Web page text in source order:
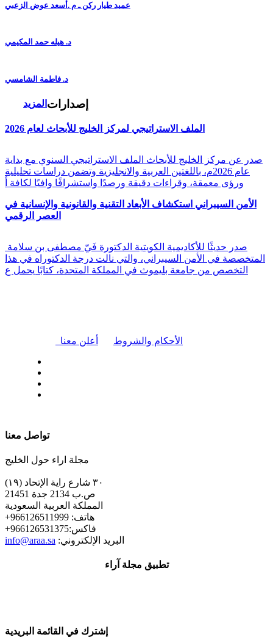
عميد طيار ركن ـ م .أسعد عوض الزعبي
د. هيله حمد المكيمي
د. فاطمة الشامسي
المزيد إصدارات
الملف الاستراتيجي لمركز الخليج للأبحاث لعام 2026
صدر عن مركز الخليج للأبحاث الملف الاستراتيجي السنوي مع بداية
عام 2026م، باللغتين العربية والانجليزية وتضمن دراسات تحليلية
ورؤى معمقة، وقراءات دقيقة ورصدًا واستشرافًا وافيًا لكافة أ
الأمن السيبراني استكشاف الأبعاد التقنية والقانونية والإنسانية في
العصر الرقمي
المتخصصة في الأمن السيبراني، والتي نالت درجة الدكتوراه في هذا
التخصص من جامعة بليموث في المملكة المتحدة، كتابًا يحمل ع
أعلن معنا الأحكام والشروط
تواصل معنا
مجلة اراء حول الخليج
٣٠ شارع راية الإتحاد (١٩)
ص.ب 2134 جدة 21451
المملكة العربية السعودية
+هاتف: 966126511999
+فاكس:966126531375
info@araa.sa :البريد الإلكتروني
تطبيق مجلة آراء
إشترك في القائمة البريدية